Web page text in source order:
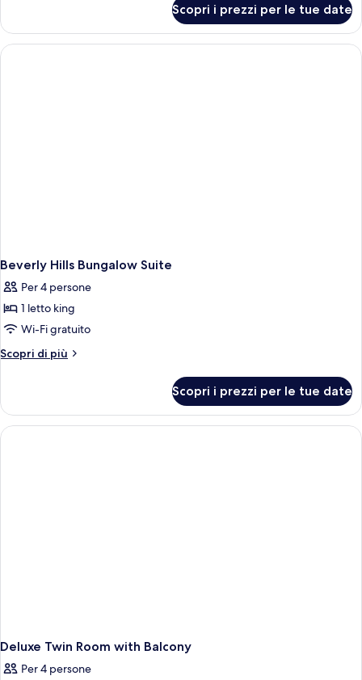
with
Private
Presidenziale,
camera
Scopri i prezzi per le tue date
Beverly Hills Bungalow Suite
Per 4 persone
1 letto king
Wi-Fi gratuito
Scopri di più
Altri
Hills
Bungalow
Suite
Scopri i prezzi per le tue date
Deluxe Twin Room with Balcony
Per 4 persone